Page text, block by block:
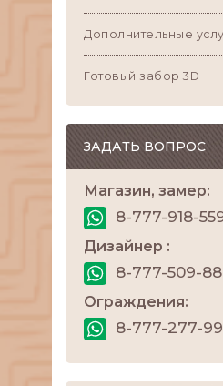
Дополнительные
Готовый забор 3D
ЗАДАТЬ ВОПРОС
Магазин, замер:
8-777-918-
Дизайнер :
8-777-509-
Ограждения:
8-777-277-